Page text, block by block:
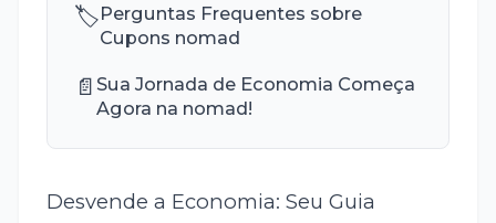
🏷️Perguntas Frequentes sobre
Cupons nomad
📄 Sua Jornada de Economia Começa
Agora na nomad!
Desvende a Economia: Seu Guia